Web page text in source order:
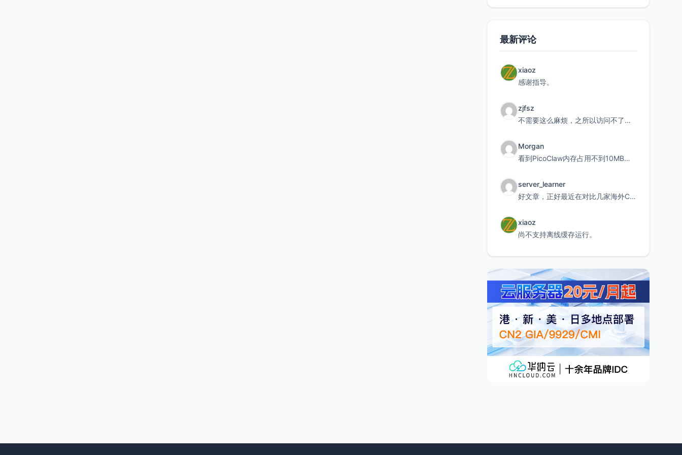
最新评论
xiaoz
感谢指导。
zjfsz
不需要这么麻烦，之所以访问不了，是由于非对称路由的问题，在爱快主路由添加一条静态路由192.168.
Morgan
看到PicoClaw内存占用不到10MB这个数据真的很惊喜，确实很适合我这种想用旧设备折腾AI的小白
server_learner
好文章，正好最近在对比几家海外CDN。文中提到CF免费版不支持自定义回源端口和HOST这个痛点太真实
xiaoz
尚不支持离线缓存运行。